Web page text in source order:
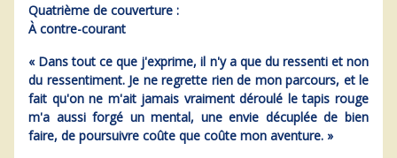
Quatrième de couverture :
À contre-courant
« Dans tout ce que j'exprime, il n'y a que du ressenti et non
du ressentiment. Je ne regrette rien de mon parcours, et le
fait qu'on ne m'ait jamais vraiment déroulé le tapis rouge
m'a aussi forgé un mental, une envie décuplée de bien
faire, de poursuivre coûte que coûte mon aventure. »